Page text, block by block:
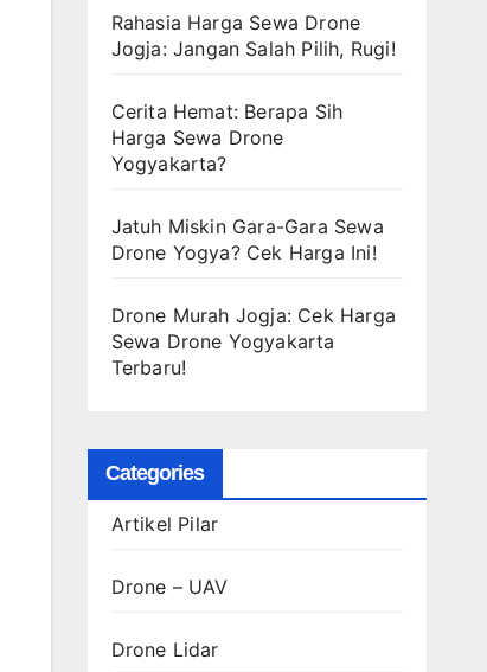
Rahasia Harga Sewa Drone
Jogja: Jangan Salah Pilih, Rugi!
Cerita Hemat: Berapa Sih
Harga Sewa Drone
Yogyakarta?
Jatuh Miskin Gara-Gara Sewa
Drone Yogya? Cek Harga Ini!
Drone Murah Jogja: Cek Harga
Sewa Drone Yogyakarta
Terbaru!
Categories
Artikel Pilar
Drone – UAV
Drone Lidar